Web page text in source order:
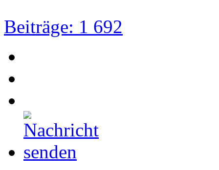
Beiträge: 1 692